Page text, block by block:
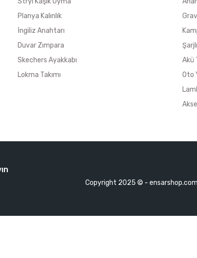
Planya Kalınlık
İngiliz Anahtarı
Duvar Zımpara
Skechers Ayakkabı
Lokma Takımı
Akü
Oto
Copyright 2025 © - ensarshop.com